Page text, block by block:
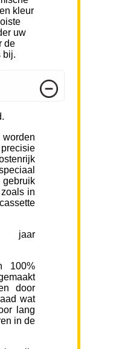
kleur
uw
de
bij.
in
jaar
100%
door
wat
lang
in de